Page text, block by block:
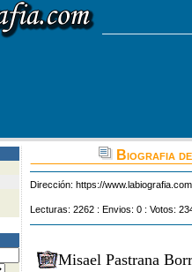
Biografia
Dirección: https://
Lecturas: 2262 : Envios: 0 : Votos:
Misael Pastrana